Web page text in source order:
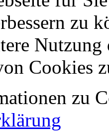
zu
Nutzung
Cookies
zu